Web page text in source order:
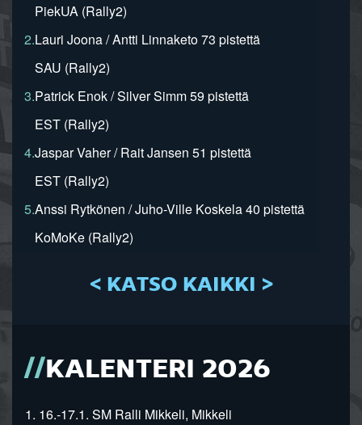
PiekUA (Rally2)
2.Lauri Joona / Antti Linnaketo 73 pistettä
SAU (Rally2)
3.Patrick Enok / Silver Simm 59 pistettä
EST (Rally2)
4.Jaspar Vaher / Rait Jansen 51 pistettä
EST (Rally2)
5.Anssi Rytkönen / Juho-Ville Koskela 40 pistettä
KoMoKe (Rally2)
< KATSO KAIKKI >
KALENTERI 2026
1. 16.-17.1. SM Ralli Mikkeli, Mikkeli